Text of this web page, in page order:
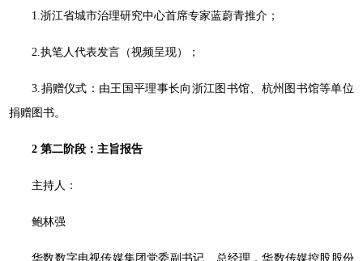
1.浙江省城市治理研究中心首席专家蓝蔚青推介；
2.执笔人代表发言（视频呈现）；
3.捐赠仪式：由王国平理事长向浙江图书馆、杭州图书馆等单位
捐赠图书。
2第二阶段：主旨报告
主持人：
鲍林强
华数数字电视传媒集团党委副书记、总经理，华数传媒控股股份